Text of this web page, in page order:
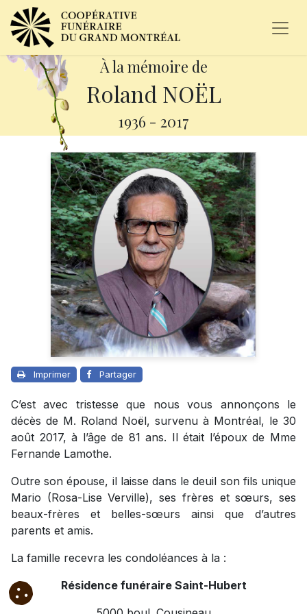
À la mémoire de
Roland NOËL
1936 - 2017
Imprimer Partager
C’est avec tristesse que nous vous annonçons le
décès de M. Roland Noël, survenu à Montréal, le 30
août 2017, à l’âge de 81 ans. Il était l’époux de Mme
Fernande Lamothe.
Outre son épouse, il laisse dans le deuil son fils unique
Mario (Rosa-Lise Verville), ses frères et sœurs, ses
beaux-frères et belles-sœurs ainsi que d’autres
parents et amis.
La famille recevra les condoléances à la :
Résidence funéraire Saint-Hubert